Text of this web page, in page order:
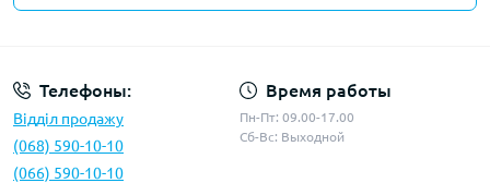
Телефоны:
Відділ продажу
(068) 590-10-10
(066) 590-10-10
Время работы
Пн-Пт: 09.00-17.00
Сб-Вс: Выходной